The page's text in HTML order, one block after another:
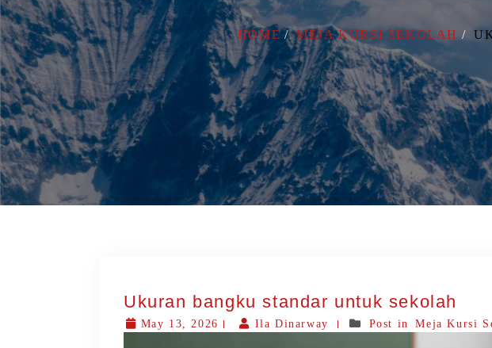
HOME MEJA KURSI SEKOLAH
Ukuran bangku standar untuk sekolah
May 13, 2026 Ila Dinarway Post in Meja Kursi